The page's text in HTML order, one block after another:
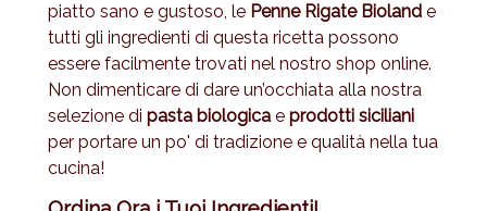
piatto sano e gustoso, le Penne Rigate Bioland e
tutti gli ingredienti di questa ricetta possono
essere facilmente trovati nel nostro shop online.
Non dimenticare di dare un’occhiata alla nostra
selezione di pasta biologica e prodotti siciliani
per portare un po' di tradizione e qualità nella tua
cucina!